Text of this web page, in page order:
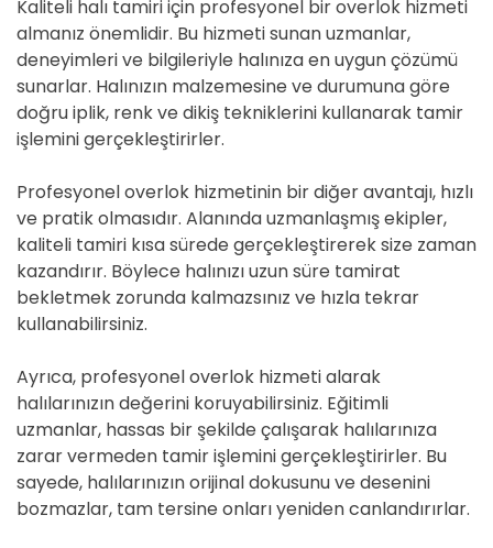
Kaliteli halı tamiri için profesyonel bir overlok hizmeti
almanız önemlidir. Bu hizmeti sunan uzmanlar,
deneyimleri ve bilgileriyle halınıza en uygun çözümü
sunarlar. Halınızın malzemesine ve durumuna göre
doğru iplik, renk ve dikiş tekniklerini kullanarak tamir
işlemini gerçekleştirirler.
Profesyonel overlok hizmetinin bir diğer avantajı, hızlı
ve pratik olmasıdır. Alanında uzmanlaşmış ekipler,
kaliteli tamiri kısa sürede gerçekleştirerek size zaman
kazandırır. Böylece halınızı uzun süre tamirat
bekletmek zorunda kalmazsınız ve hızla tekrar
kullanabilirsiniz.
Ayrıca, profesyonel overlok hizmeti alarak
halılarınızın değerini koruyabilirsiniz. Eğitimli
uzmanlar, hassas bir şekilde çalışarak halılarınıza
zarar vermeden tamir işlemini gerçekleştirirler. Bu
sayede, halılarınızın orijinal dokusunu ve desenini
bozmazlar, tam tersine onları yeniden canlandırırlar.